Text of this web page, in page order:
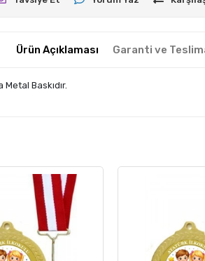
Ürün Açıklaması Garanti ve
Baskıdır.